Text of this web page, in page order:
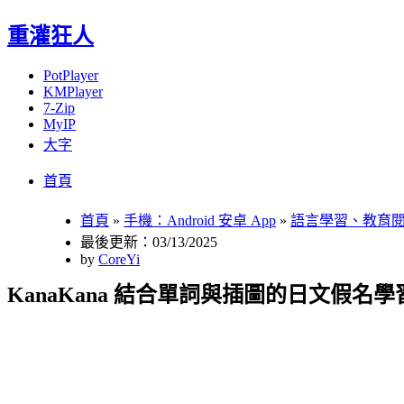
重灌狂人
PotPlayer
KMPlayer
7-Zip
MyIP
大字
首頁
首頁 » 手機：Android 安卓 App » 語言學習、教育
最後更新：03/13/2025
by CoreYi
KanaKana 結合單詞與插圖的日文假名學